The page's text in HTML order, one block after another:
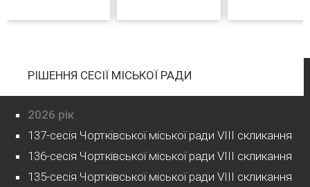
РІШЕННЯ СЕСІЇ МІСЬКОЇ РАДИ
2026 рік
137-сесія Чортківської міської ради VIII скликання
136-сесія Чортківської міської ради VIII скликання
135-сесія Чортківської міської ради VIII скликання